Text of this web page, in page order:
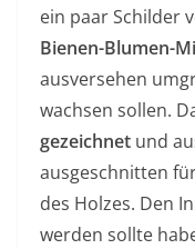
ein paar Schilder
Bienen-Blumen-
ausversehen
wachsen sollen.
gezeichnet und
ausgeschnitten
des Holzes. Den
werden sollte